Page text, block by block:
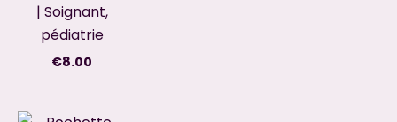
| Soignant,
pédiatrie
€8.00